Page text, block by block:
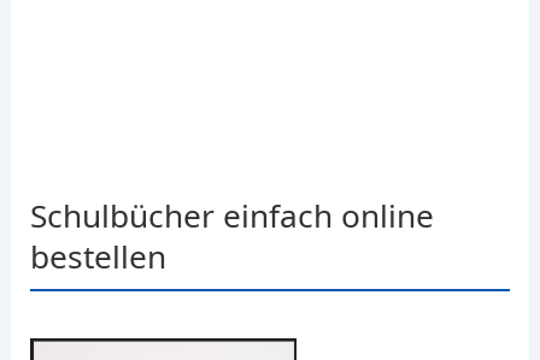
Schulbücher einfach online
bestellen